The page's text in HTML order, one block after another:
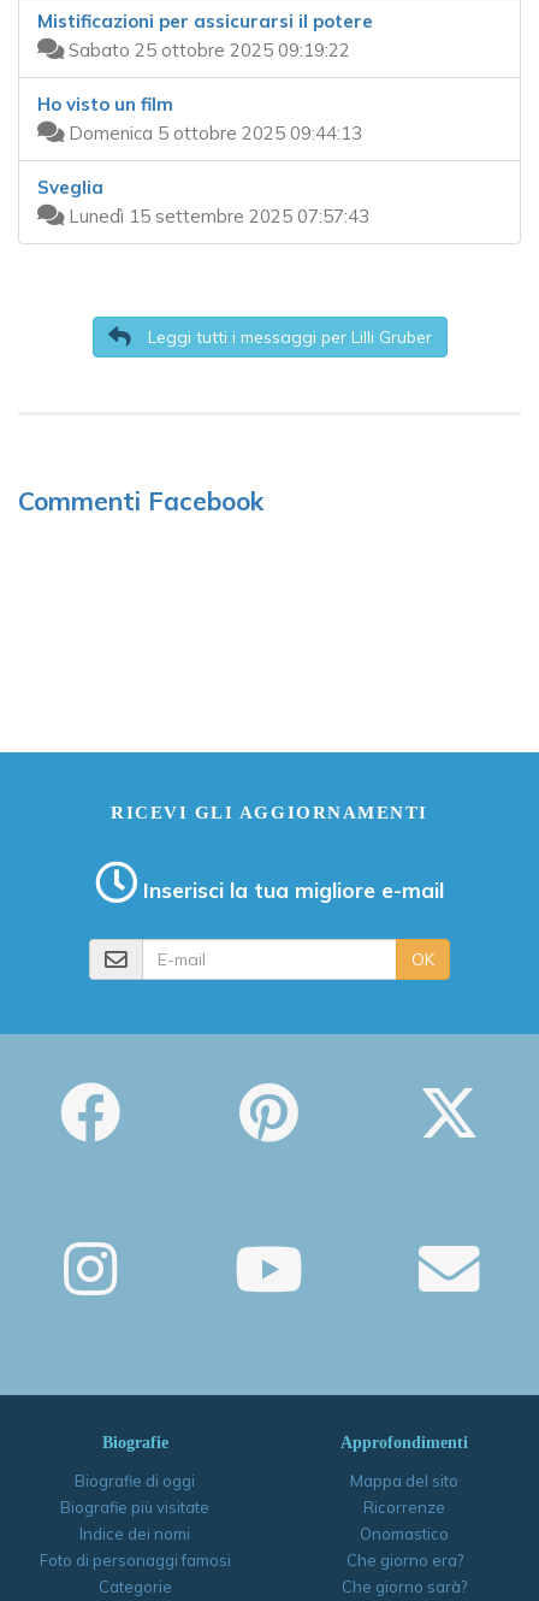
Mistificazioni per assicurarsi il potere
Sabato 25 ottobre 2025 09:19:22
Ho visto un film
Domenica 5 ottobre 2025 09:44:13
Sveglia
Lunedì 15 settembre 2025 07:57:43
Leggi tutti i messaggi per Lilli Gruber
Commenti Facebook
RICEVI GLI AGGIORNAMENTI
Inserisci la tua migliore e-mail
OK
Biografie
Biografie di oggi
Biografie più visitate
Indice dei nomi
Foto di personaggi famosi
Categorie
Approfondimenti
Mappa del sito
Ricorrenze
Onomastico
Che giorno era?
Che giorno sarà?